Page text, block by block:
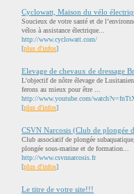
Cyclowatt, Maison du vélo
Soucieux de votre santé et de
vélos à assistance électrique...
http://www.cyclowatt.com/
[plus d'infos]
Elevage de chevaux de dressage
L'objectif de nôtre élevage de
ferons au mieux pour être ...
http://www.youtube.com/
[plus d'infos]
CSVN Narcosis (Club de plongée
Club associatif de plongée
plongée sous-marine et de formation...
http://www.csvnnarcosis.fr
[plus d'infos]
Le titre de votre site!!!